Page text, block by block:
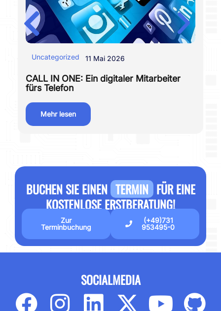
Uncategorized 11 Mai 2026
CALL IN ONE: Ein digitaler Mitarbeiter
fürs Telefon
Mehr lesen
BUCHEN SIE EINEN TERMIN FÜR EINE
KOSTENLOSE ERSTBERATUNG!
Zur
Terminbuchung
(+49)731
953495-0
SOCIALMEDIA